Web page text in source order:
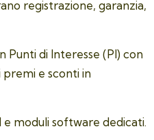
registrazione, garanzia,
Punti di Interesse (PI) con
e sconti in
moduli software dedicati.